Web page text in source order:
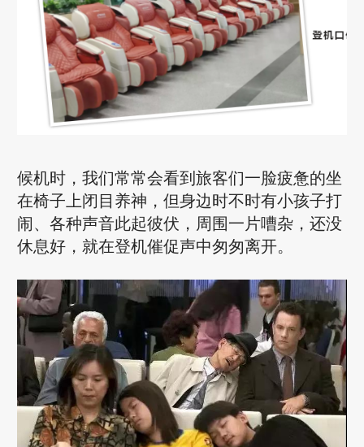
候机时，我们常常会看到旅客们一脸疲惫的坐
在椅子上闭目养神，但身边时不时有小孩子打
闹、各种声音此起彼伏，周围一片嘈杂，还没
休息好，就在登机催促声中匆匆离开。